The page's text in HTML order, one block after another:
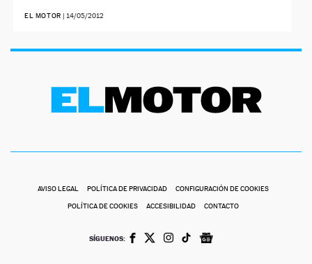
EL MOTOR | 14/05/2012
AVISO LEGAL POLÍTICA DE PRIVACIDAD CONFIGURACIÓN DE COOKIES
POLÍTICA DE COOKIES ACCESIBILIDAD CONTACTO
SÍGUENOS: